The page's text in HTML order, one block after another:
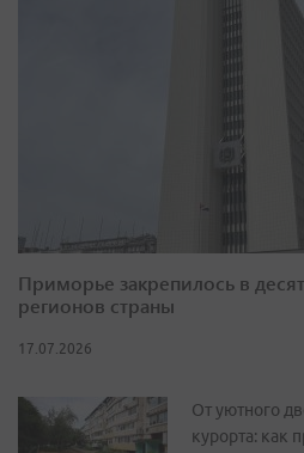
Приморье закрепилось в
регионов страны
17.07.2026
От уютного
курорта: как